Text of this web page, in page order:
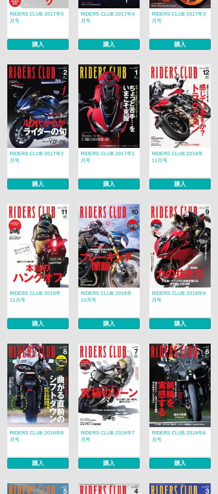
RIDERS CLUB 2017年5
月号
購入
RIDERS CLUB 2017年4
月号
購入
RIDERS CLUB 2017年3
月号
購入
RIDERS CLUB 2017年2
月号
購入
RIDERS CLUB 2017年1
月号
購入
RIDERS CLUB 2016年
12月号
購入
RIDERS CLUB 2016年
11月号
購入
RIDERS CLUB 2016年
10月号
購入
RIDERS CLUB 2016年9
月号
購入
RIDERS CLUB 2016年8
月号
購入
RIDERS CLUB 2016年7
月号
購入
RIDERS CLUB 2016年6
月号
購入